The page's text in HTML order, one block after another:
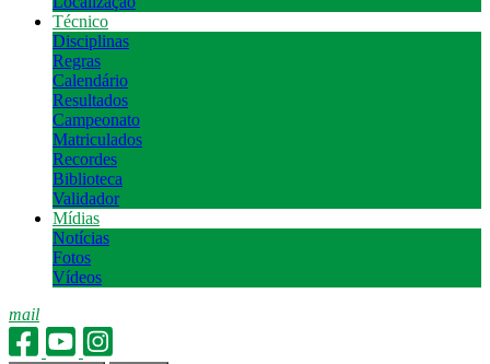
Técnico
Disciplinas
Regras
Calendário
Resultados
Campeonato
Matriculados
Recordes
Biblioteca
Validador
Mídias
Notícias
Fotos
Vídeos
mail